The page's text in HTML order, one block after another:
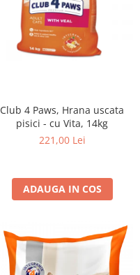
Club 4 Paws, Hrana uscata
pisici - cu Vita, 14kg
221,00 Lei
ADAUGA IN COS